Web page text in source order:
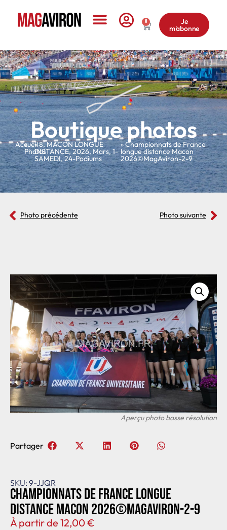
0 Je
m'abonne
Boutique photos
Accueil
»
Photos
»8,MACON LONGUE
DISTANCE,2026, Mars,1-
SAMEDI,24-Podiums
» Championnats de France
longue distance Macon
2026©MagAviron-2-9
Photo précédente Photo suivante
SKU: 9-JJQR
Championnats de France longue
distance Macon 2026©MagAviron-2-9
À partir de 12,00€
Partager